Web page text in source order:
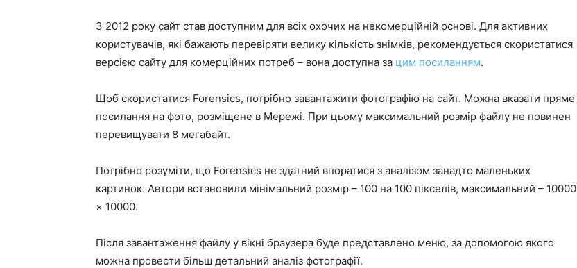
З 2012 року сайт став доступним для всіх охочих на некомерційній основі. Для активних
користувачів, які бажають перевіряти велику кількість знімків, рекомендується скористатися
версією сайту для комерційних потреб – вона доступна за цим посиланням.
Щоб скористатися Forensics, потрібно завантажити фотографію на сайт. Можна вказати пряме
посилання на фото, розміщене в Мережі. При цьому максимальний розмір файлу не повинен
перевищувати 8 мегабайт.
Потрібно розуміти, що Forensics не здатний впоратися з аналізом занадто маленьких
картинок. Автори встановили мінімальний розмір – 100 на 100 пікселів, максимальний – 10000
× 10000.
Після завантаження файлу у вікні браузера буде представлено меню, за допомогою якого
можна провести більш детальний аналіз фотографії.